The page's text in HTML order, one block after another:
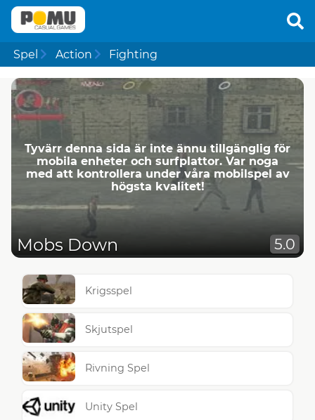
Spel Action Fighting
Tyvärr denna sida är inte ännu tillgänglig för
mobila enheter och surfplattor. Var noga
med att kontrollera under våra mobilspel av
högsta kvalitet!
Mobs Down 5.0
Krigsspel
Skjutspel
Rivning Spel
Unity Spel